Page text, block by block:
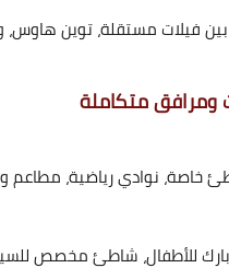
فيلات مستقلة، توين
خاصة، نوادي رياضية، مطاعم
للأطفال، شاطئ مخصص